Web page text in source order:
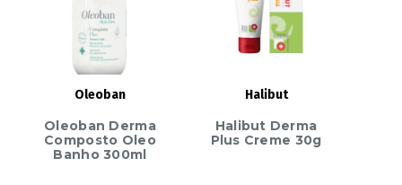
Fortificante
Oleoban
Oleoban Derma
Composto Oleo
Banho 300ml
Halibut
Halibut Derma
Plus Creme 30g